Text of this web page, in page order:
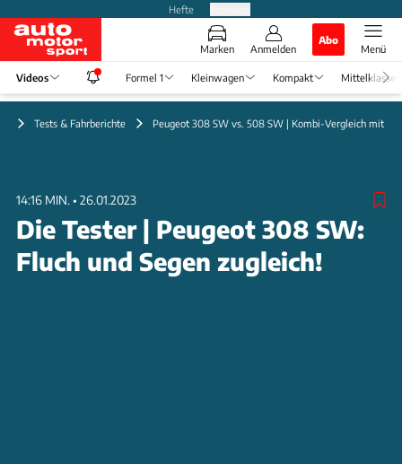
Hefte
Marken Anmelden
Abo
Menü
Videos Formel 1 Kleinwagen Kompakt Mittelklasse
Tests & Fahrberichte Peugeot 308 SW vs. 508 SW | Kombi-Vergleich mit
14:16 MIN. • 26.01.2023
Die Tester | Peugeot 308 SW:
Fluch und Segen zugleich!